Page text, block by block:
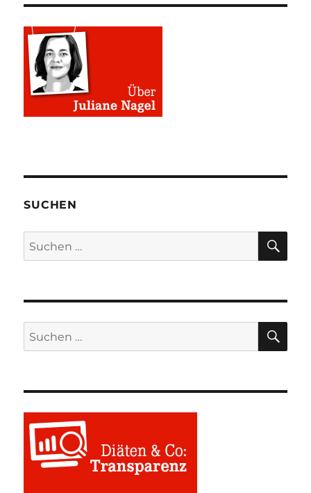
SUCHEN
Suchen
nach:
Suchen
nach: